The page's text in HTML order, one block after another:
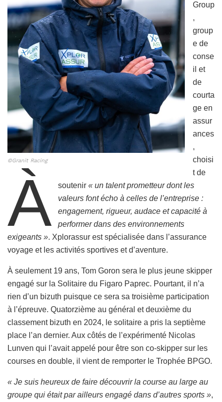
©Granit Racing
À
Group
,
group
e de
conse
il et
de
courta
ge en
assur
ances
,
choisi
t de
soutenir« un talent prometteur dont les
valeurs font écho à celles de l’entreprise :
engagement, rigueur, audace et capacité à
performer dans des environnements
exigeants ». Xplorassur est spécialisée dans l’assurance
voyage et les activités sportives et d’aventure.
À seulement 19 ans, Tom Goron sera le plus jeune skipper
engagé sur la Solitaire du Figaro Paprec. Pourtant, il n’a
rien d’un bizuth puisque ce sera sa troisième participation
à l’épreuve. Quatorzième au général et deuxième du
classement bizuth en 2024, le solitaire a pris la septième
place l’an dernier. Aux côtés de l’expérimenté Nicolas
Lunven qui l’avait appelé pour être son co-skipper sur les
courses en double, il vient de remporter le Trophée BPGO.
« Je suis heureux de faire découvrir la course au large au
groupe qui était par ailleurs engagé dans d’autres sports »,